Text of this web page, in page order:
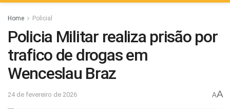
Home Policial
Policia Militar realiza prisão por
trafico de drogas em
Wenceslau Braz
24 de fevereiro de 2026 AA